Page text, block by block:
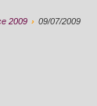
2009 › 09/07/2009